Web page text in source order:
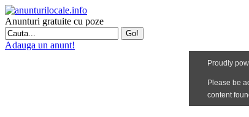
Anunturi gratuite cu poze
Adauga un anunt!